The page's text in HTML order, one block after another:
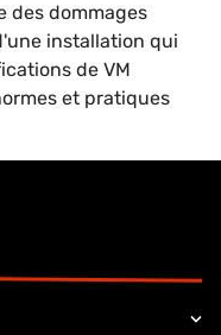
des dommages
installation qui
de VM
et pratiques
Youtube